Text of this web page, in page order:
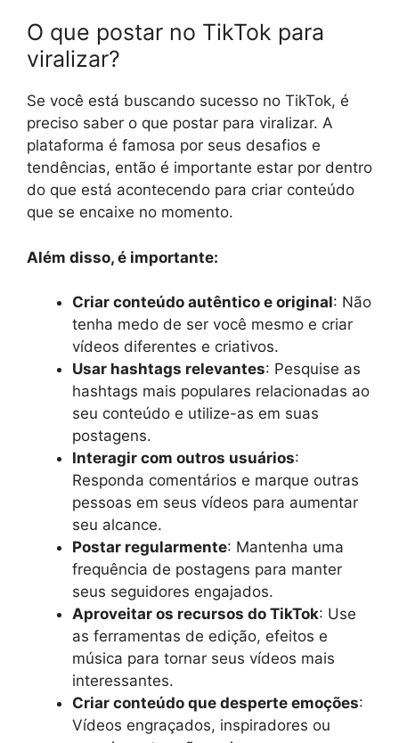
O que postar no TikTok para
viralizar?
Se você está buscando sucesso no TikTok, é
preciso saber o que postar para viralizar. A
plataforma é famosa por seus desafios e
tendências, então é importante estar por dentro
do que está acontecendo para criar conteúdo
que se encaixe no momento.
Além disso, é importante:
Criar conteúdo autêntico e original: Não
tenha medo de ser você mesmo e criar
vídeos diferentes e criativos.
Usar hashtags relevantes: Pesquise as
hashtags mais populares relacionadas ao
seu conteúdo e utilize-as em suas
postagens.
Interagir com outros usuários:
Responda comentários e marque outras
pessoas em seus vídeos para aumentar
seu alcance.
Postar regularmente: Mantenha uma
frequência de postagens para manter
seus seguidores engajados.
Aproveitar os recursos do TikTok: Use
as ferramentas de edição, efeitos e
música para tornar seus vídeos mais
interessantes.
Criar conteúdo que desperte emoções:
Vídeos engraçados, inspiradores ou